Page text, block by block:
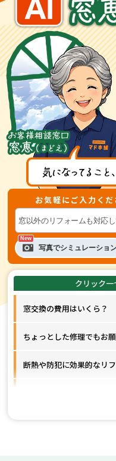
お気軽にご入力く
写真でシミュレーショ
窓交換の費用はいくら？
ちょっとした修理でもお
断熱や防犯に効果的なリ